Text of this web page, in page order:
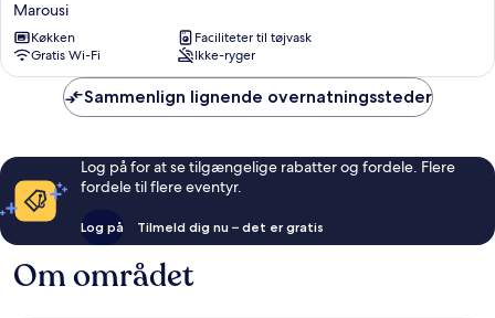
Bd
Luxury
Living
w
Marousi
Køkken
Faciliteter til tøjvask
Gratis Wi-Fi
Ikke-ryger
Sammenlign lignende overnatningssteder
Log på for at se tilgængelige rabatter og fordele. Flere
fordele til flere eventyr.
Log på Tilmeld dig nu – det er gratis
Om området